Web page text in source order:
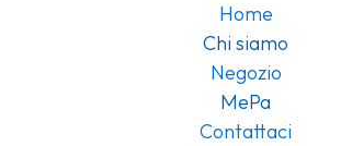
Home
Chi siamo
Negozio
MePa
Contattaci